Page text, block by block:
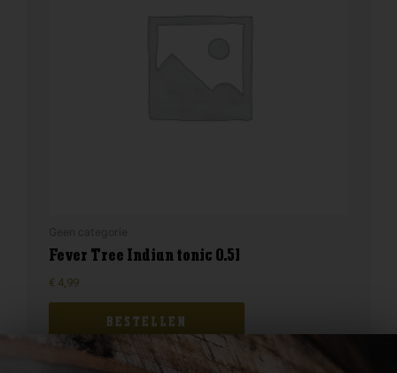
Fever Tree Indian tonic 0.5l
€ 4,99
BESTELLEN